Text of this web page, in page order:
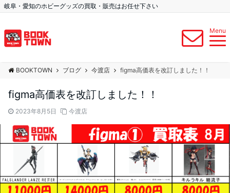
岐阜・愛知のホビーグッズの買取・販売はお任せ下さい
Menu
BOOKTOWN ブログ 今渡店 figma高価表を改訂しました！！
figma高価表を改訂しました！！
2023年8月5日 今渡店